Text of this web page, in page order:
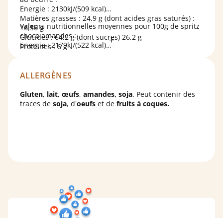
Energie : 2130kJ/(509 kcal)
Matières grasses : 24,9 g (dont acides gras saturés) :
16,56 g
Glucides : 64,2 g (dont sucres) 26,2 g
Protéines : 6 g
Valeurs nutritionnelles moyennes pour 100g de spritz
choco amandes :
Energie : 2179kJ/(522 kcal)
Glucides : 51 g (dont sucres) 24,2 g
Sel : 0,0948 g
ALLERGÈNES
Gluten, lait, œufs, amandes, soja. Peut contenir des
traces de soja, d'oeufs et de fruits à coques.